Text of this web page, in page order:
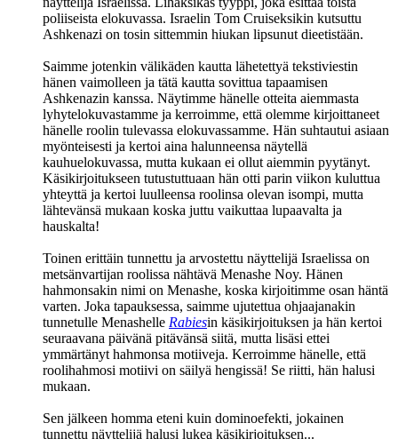
poliiseista elokuvassa. Israelin Tom Cruiseksikin kutsuttu
Ashkenazi on tosin sittemmin hiukan lipsunut dieetistään.
Saimme jotenkin välikäden kautta lähetettyä tekstiviestin
hänen vaimolleen ja tätä kautta sovittua tapaamisen
Ashkenazin kanssa. Näytimme hänelle otteita aiemmasta
lyhytelokuvastamme ja kerroimme, että olemme kirjoittaneet
hänelle roolin tulevassa elokuvassamme. Hän suhtautui asiaan
myönteisesti ja kertoi aina halunneensa näytellä
kauhuelokuvassa, mutta kukaan ei ollut aiemmin pyytänyt.
Käsikirjoitukseen tutustuttuaan hän otti parin viikon kuluttua
yhteyttä ja kertoi luulleensa roolinsa olevan isompi, mutta
lähtevänsä mukaan koska juttu vaikuttaa lupaavalta ja
hauskalta!
Toinen erittäin tunnettu ja arvostettu näyttelijä Israelissa on
metsänvartijan roolissa nähtävä Menashe Noy. Hänen
hahmonsakin nimi on Menashe, koska kirjoitimme osan häntä
varten. Joka tapauksessa, saimme ujutettua ohjaajanakin
tunnetulle Menashelle Rabiesin käsikirjoituksen ja hän kertoi
seuraavana päivänä pitävänsä siitä, mutta lisäsi ettei
ymmärtänyt hahmonsa motiiveja. Kerroimme hänelle, että
roolihahmosi motiivi on säilyä hengissä! Se riitti, hän halusi
mukaan.
Sen jälkeen homma eteni kuin dominoefekti, jokainen
tunnettu näyttelijä halusi lukea käsikirjoituksen...